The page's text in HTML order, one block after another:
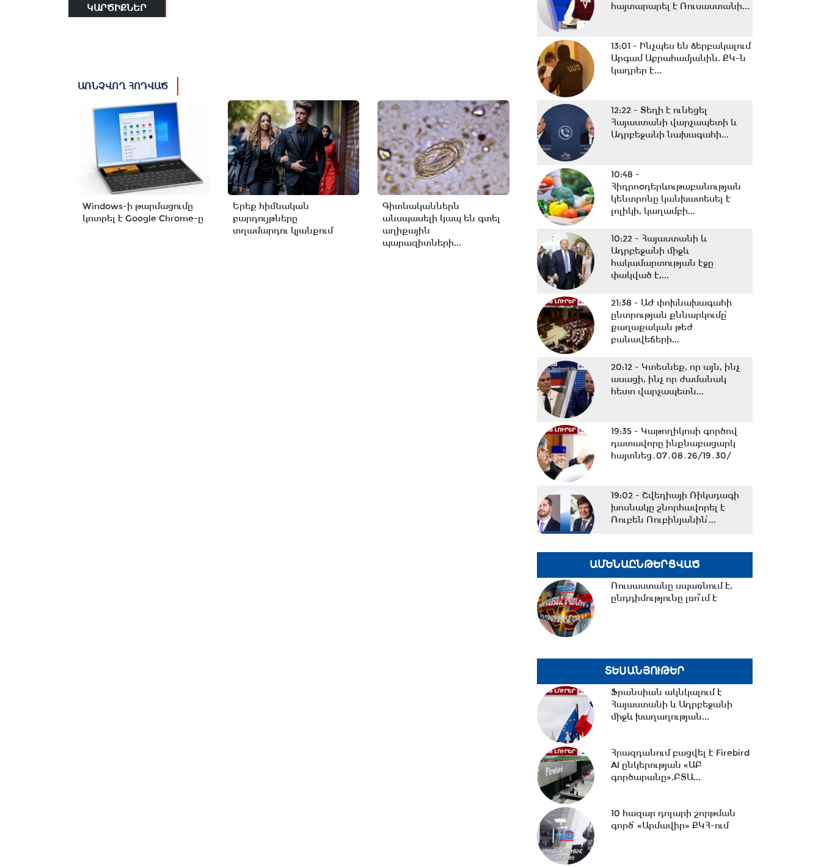
ԿԱՐԾԻՔՆԵՐ
ԱՌՆՉՎՈՂ ՀՈԴՎԱԾ
Windows-ի թարմացումը
կոտրել է Google Chrome-ը
Երեք հիմնական
բարդույթները
տղամարդու կյանքում
Գիտնականներն
անսպասելի կապ են գտել
աղիքային
պարազիտների...
հայտարարել է Ռուսաստանի...
13:01 - Ինչպես են ձերբակալում
Արգամ Աբրահամյանին. ՔԿ-ն
կադրեր է...
12:22 - Տեղի է ունեցել
Հայաստանի վարչապետի և
Ադրբեջանի նախագահի...
10:48 -
Հիդրոօդերևութաբանության
կենտրոնը կանխատեսել է
լոլիկի, կաղամբի...
10:22 - Հայաստանի և
Ադրբեջանի միջև
հակամարտության էջը
փակված է,...
21:38 - ԱԺ փոխնախագահի
ընտրության քննարկումը՝
քաղաքական թեժ
բանավեճերի...
20:12 - Կտեսնեք, որ այն, ինչ
ասացի, ինչ որ ժամանակ
հետո վարչապետն...
19:35 - Կաթողիկոսի գործով
դատավորը ինքնաբացարկ
հայտնեց․07․08․26/19․30/
19:02 - Շվեդիայի Ռիկսդագի
խոսնակը շնորհավորել է
Ռուբեն Ռուբինյանին՝...
18:37 - Դուք ուզում եք
ժողովրդին գործի ընդունել
ձեզ մոտ, մենք ուզում...
17:33 -Թրամփը նոր
սահմանափակումներ է
մտցնում ԱՄՆ
քաղաքացիություն...
17:05 -Պապիկյանի
մասնակցությամբ
քարոզարշավը խոչընդոտելու
16:38 -Տաթև համայնքի
նախկին ղեկավար Մուրադ
ԱՄԵՆԱԸՆԹԵՐՑՎԱԾ
Ռուսաստանը սպառնում է,
ընդդիմությունը լռո՞ւմ է
ՏԵՍԱՆՅՈՒԹԵՐ
Ֆրանսիան ակնկալում է
Հայաստանի և Ադրբեջանի
միջև խաղաղության...
Հրազդանում բացվել է Firebird
AI ընկերության «ԱԲ
գործարանը».ԲՏԱ...
10 հազար դոլարի շորթման
գործ՝ «Արմավիր» ՔԿՀ-ում